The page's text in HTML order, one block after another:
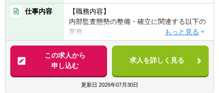
に興味がある方
＜歓迎条件＞
◆金融機関における監査等の業務経験者
◆CIA等の内部監査関連資格保有者あるいは
受験中の方
◆企画または管理セクションでの業務経験が
ある方
◆経営向け提示資料の作成など、経営と接点
仕事内容
【職務内容】
内部監査態勢の整備・確立に関連する以下の
業務
◆内部監査基本・関連規程及び内部監査計画
の策定
ならびに内部監査結果の分析、評価、経営
陣への報告等
◆内部監査態勢にかかる企画・品質管理（品
この求人から
申し込む
求人を詳しく見る
更新日 2026年07月30日